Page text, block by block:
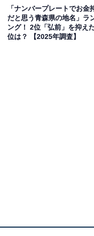
（40代女性／神奈川県
男性／兵庫県）、「県
るから」（30代女性／
1位：会津／104票
「ナンバープレートでお金
だと思う青森県の地名」ラ
ング！ 2位「弘前」を抑え
位は？ 【2025年調査】